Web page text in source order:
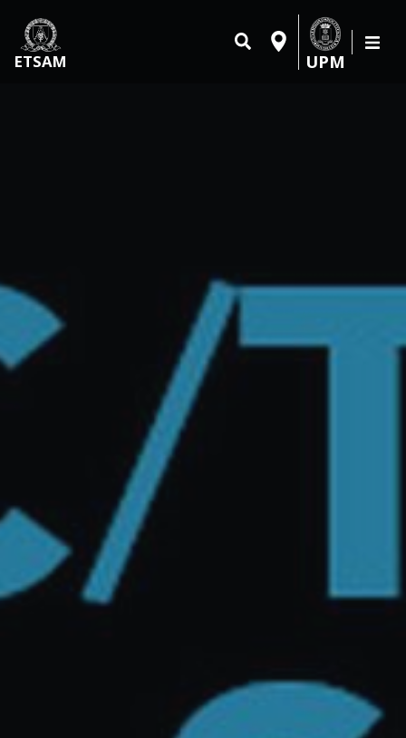
ETSAM UPM